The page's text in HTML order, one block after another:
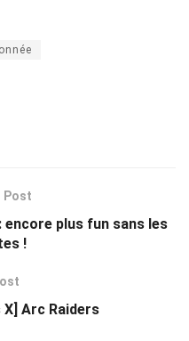
Post
encore plus fun sans les
!
Arc Raiders